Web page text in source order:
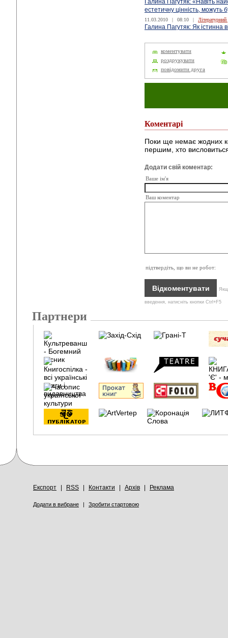
Галина Пагутяк: «Навіть
естетичну цінність, можуть
11.03.2010 | 08:10 |
Галина Пагутяк: Як істинна
коментувати
роздрукувати
повідомити друга
Коментарі
Поки ще немає жодних
першим, хто
Додати свій коментар:
Ваше ім'я
Ваш коментар
підтвердіть, що ви не робот:
введення, натисніть кнопки Ctrl+F5
Партнери
Експорт RSS Контакти Архів Реклама
Додати в вибране | Зробити стартовою